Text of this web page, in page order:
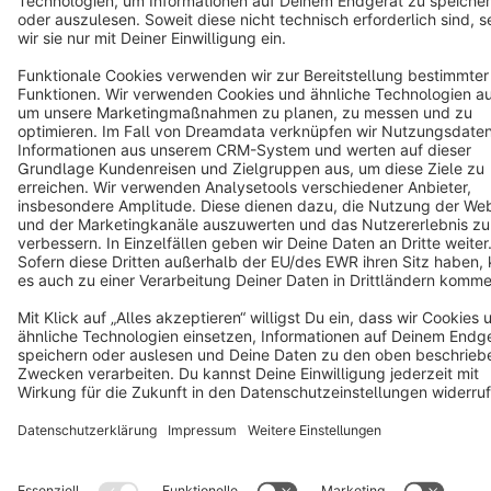
nicht fortführen.
-- Fazit --
Nun sitzen wir hier heute und sehen deine Bewertung,
die in allen Punkten "2 Sterne" erhalten hat, was wir
sehr bedauern und nicht nachvollziehen können, weil du
ja auch selbst schreibst, dass das Plugin funktioniert.
Das Luft nach oben ist, ist sicherlich auf dein Feature
wirklich auf jede Anfrage einzugehen und fair zu
antworten & urteilen ob dieses Feature Sinn macht oder
nicht. Bei dir hatten wir geschrieben, dass wir hier
Notice: * All prices are quoted net of the statutory value-added tax